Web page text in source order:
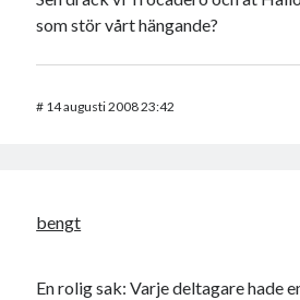
som stör vårt hängande?
# 14 augusti 2008 23:42
bengt
En rolig sak: Varje deltagare hade